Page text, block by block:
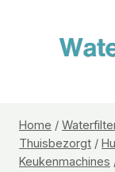
Home /
Thuisbezorgt /
Keukenmachines